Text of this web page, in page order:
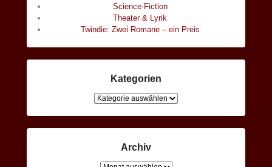
Science-Fiction
Theater & Lyrik
Twindie: Zwei Romane – ein Preis
Kategorien
Kategorien
Archiv